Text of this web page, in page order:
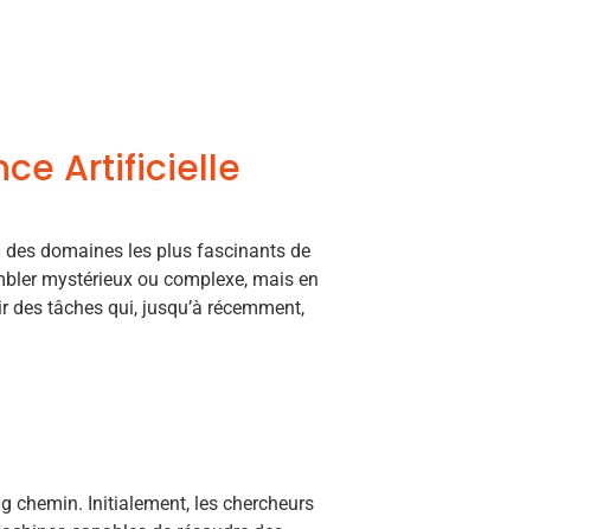
Artificielle
des domaines les plus fascinants de
mystérieux ou complexe, mais en
des tâches qui, jusqu’à récemment,
chemin. Initialement, les chercheurs